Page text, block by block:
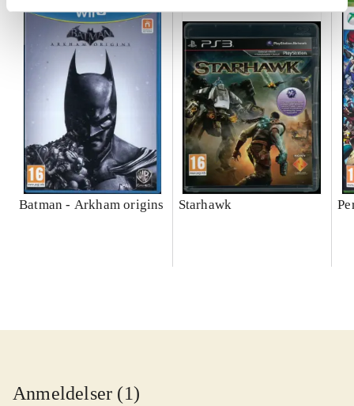
Batman - Arkham origins Starhawk
Anmeldelser (1)